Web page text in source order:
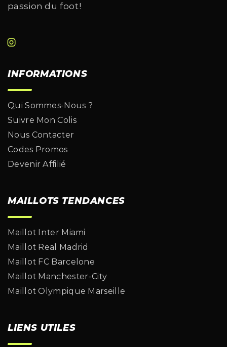
passion du foot!
INFORMATIONS
Qui Sommes-Nous ?
Suivre Mon Colis
Nous Contacter
Codes Promos
Devenir Affilié
MAILLOTS TENDANCES
Maillot Inter Miami
Maillot Real Madrid
Maillot FC Barcelone
Maillot Manchester-City
Maillot Olympique Marseille
LIENS UTILES